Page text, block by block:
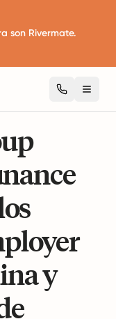
son Rivermate.
y